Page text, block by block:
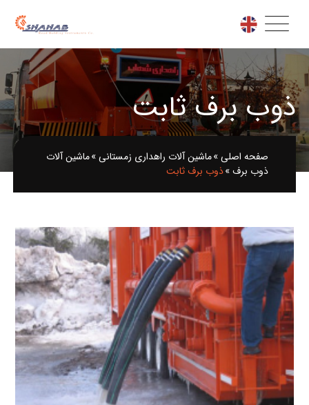
ذوب برف ثابت
صفحه اصلی»ماشین آلات راهداری زمستانی»ماشین آلات
ذوب برف»ذوب برف ثابت